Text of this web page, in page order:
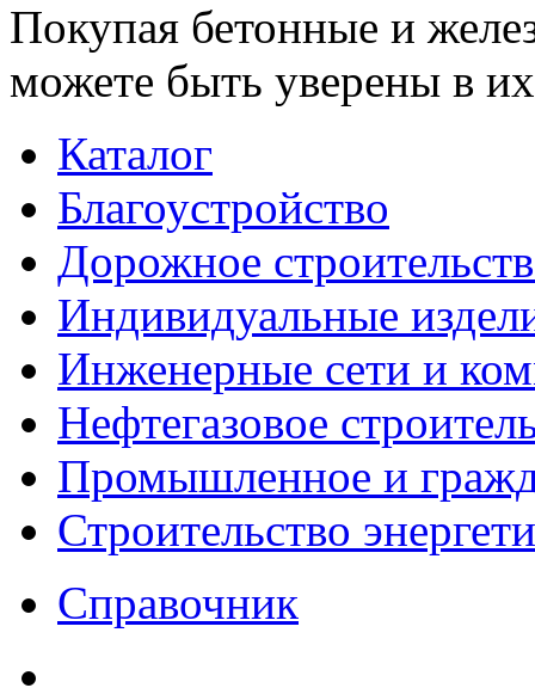
Покупая бетонные и
можете быть уверены в их
Каталог
Благоустройство
Дорожное
Индивидуальные
Инженерные сети и
Нефтегазовое
Промышленное и
Строительство
Справочник